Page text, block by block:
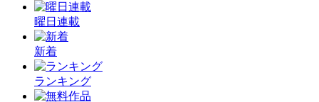
曜日連載
新着
ランキング